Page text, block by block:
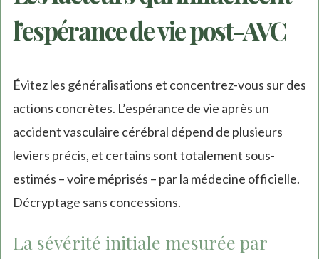
l’espérance de vie post-AVC
Évitez les généralisations et concentrez-vous sur des
actions concrètes. L’espérance de vie après un
accident vasculaire cérébral dépend de plusieurs
leviers précis, et certains sont totalement sous-
estimés – voire méprisés – par la médecine officielle.
Décryptage sans concessions.
La sévérité initiale mesurée par